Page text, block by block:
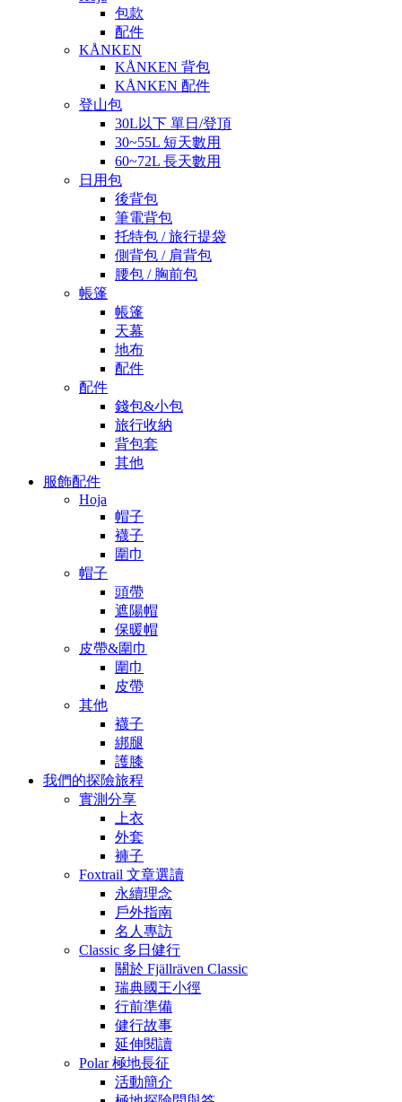
包款
配件
KÅNKEN
KÅNKEN 背包
KÅNKEN 配件
登山包
30L以下 單日/登頂
30~55L 短天數用
60~72L 長天數用
日用包
後背包
筆電背包
托特包 / 旅行提袋
側背包 / 肩背包
腰包 / 胸前包
帳篷
帳篷
天幕
地布
配件
配件
錢包&小包
旅行收納
背包套
其他
服飾配件
Hoja
帽子
襪子
圍巾
帽子
頭帶
遮陽帽
保暖帽
皮帶&圍巾
圍巾
皮帶
其他
襪子
綁腿
護膝
我們的探險旅程
實測分享
上衣
外套
褲子
Foxtrail 文章選讀
永續理念
戶外指南
名人專訪
Classic 多日健行
關於 Fjällräven Classic
瑞典國王小徑
行前準備
健行故事
延伸閱讀
Polar 極地長征
活動簡介